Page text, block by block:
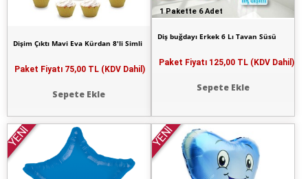
Dişim Çıktı Mavi Eva Kürdan 8'li Simli
Paket Fiyatı 75,00 TL (KDV Dahil)
Sepete Ekle
1 Pakette 6 Adet
Diş buğdayı Erkek 6 Lı Tavan Süsü
Paket Fiyatı 125,00 TL (KDV Dahil)
Sepete Ekle
YENİ YENİ